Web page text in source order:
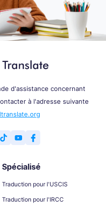
d'assistance concernant
à l'adresse suivante
Spécialisé
Traduction pour l'USCIS
Traduction pour l'IRCC